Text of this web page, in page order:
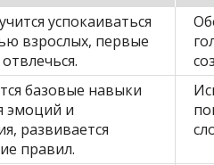
успокаиваться
взрослых, первые
базовые навыки
эмоций и
развивается
правил.